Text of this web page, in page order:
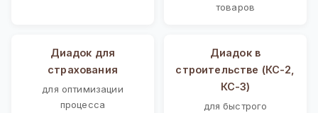
товаров
Диадок для
страхования
для оптимизации
процесса
Диадок в
строительстве (КС-2,
КС-3)
для быстрого